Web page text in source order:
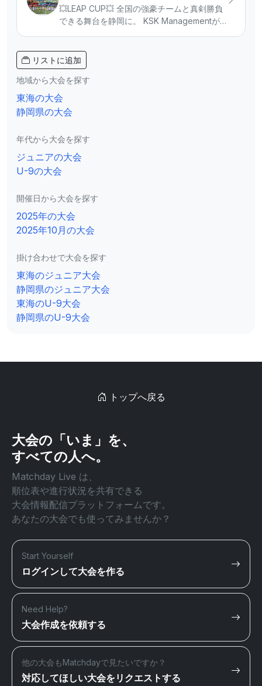
💥LEAP CUP💥 全国の強豪チームと真剣勝負
できる舞台を静岡に。 KSK Managementが
イレベル大会です。 本大会はサッカーアパレ
ルブランド DalPonte 協賛のもと運営。 U-
11・U-12それぞれ年1回開催し、これまでに累
計100チーム以上、2000名を超える選手たち
が参加。 関東からはトリアネーロ町田、関西
からは西宮SSなど、全国屈指の強豪チームが
試合環境を提供します。 「勝つ」だけでなく
✔ 判断力 ✔ 戦う姿勢 ✔ チームで闘う力 を育
むことを目的に、選手一人ひとりの成長にフ
会から未来のスターが生まれる！！ 📣大会情
報はInstagramで発信中！ フォロー＆大会参
加希望はDMからお気軽にご連絡ください。
リストに追加
地域から大会を探す
東海の大会
静岡県の大会
年代から大会を探す
ジュニアの大会
U-9の大会
開催日から大会を探す
2025年の大会
2025年10月の大会
掛け合わせで大会を探す
東海のジュニア大会
静岡県のジュニア大会
東海のU-9大会
静岡県のU-9大会
トップへ戻る
大会の「いま」を、
すべての人へ。
Matchday Live は、
順位表や進行状況を共有できる
大会情報配信プラットフォームです。
あなたの大会でも使ってみませんか？
Start Yourself
ログインして大会を作る
Need Help?
大会作成を依頼する
他の大会もMatchdayで見たいですか？
対応してほしい大会をリクエストする